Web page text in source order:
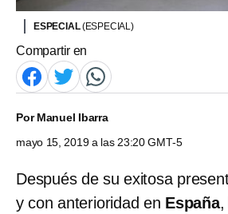
ESPECIAL(ESPECIAL)
Compartir en
PorManuel Ibarra
mayo 15, 2019 a las 23:20 GMT-5
Después de su exitosa
y con anterioridad en España,